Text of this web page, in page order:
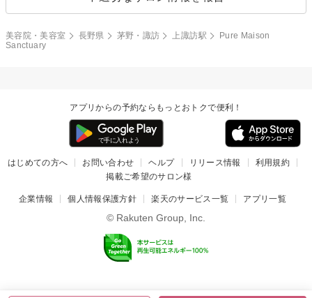
美容院・美容室 長野県 茅野・諏訪 上諏訪駅
Pure Maison
Sanctuary
アプリからの予約ならもっとおトクで便利！
はじめての方へ お問い合わせ ヘルプ リリース情報
利用規約
掲載ご希望のサロン様
企業情報 個人情報保護方針 楽天のサービス一覧 アプリ一覧
© Rakuten Group, Inc.